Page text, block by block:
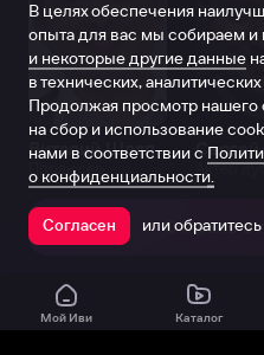
Виталий Шляппо
Продюсер Актёр
Открыть в
Мой Иви Каталог
В целях обеспечения
опыта для вас мы собираем и
и некоторые другие данные
в технических,
Продолжая просмотр нашего
на сбор и использование
нами в соответствии с
о конфиденциальности.
Согласен или обратитесь